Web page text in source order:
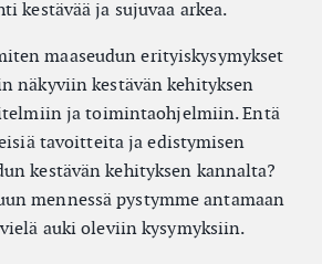
kestävää ja sujuvaa arkea.
maaseudun erityiskysymykset
näkyviin kestävän kehityksen
ja toimintaohjelmiin. Entä
tavoitteita ja edistymisen
kestävän kehityksen kannalta?
mennessä pystymme antamaan
auki oleviin kysymyksiin.